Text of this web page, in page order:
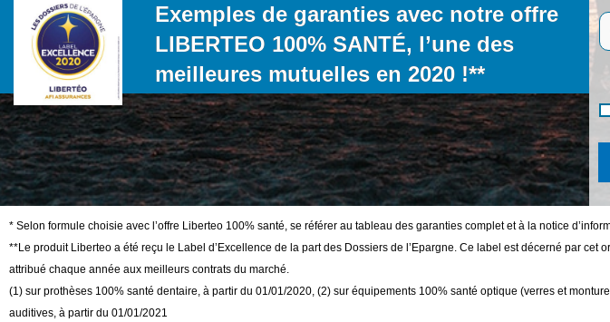
Exemples de garanties avec notre offre
LIBERTEO 100% SANTÉ, l’une des
meilleures mutuelles en 2020 !**
* Selon formule choisie avec l’offre Liberteo 100% santé, se référer au tableau des garanties complet et à la notice
**Le produit Liberteo a été reçu le Label d’Excellence de la part des Dossiers de l’Epargne. Ce label est décerné par
attribué chaque année aux meilleurs contrats du marché.
(1) sur prothèses 100% santé dentaire, à partir du 01/01/2020, (2) sur équipements 100% santé optique (verres et
auditives, à partir du 01/01/2021